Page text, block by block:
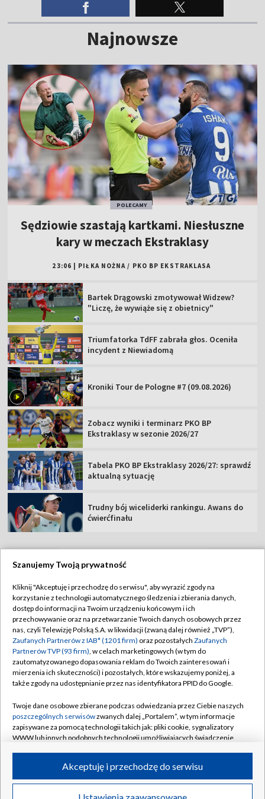
Najnowsze
POLECAMY
Sędziowie szastają kartkami. Niesłuszne
kary w meczach Ekstraklasy
23:06 PIŁKA NOŻNA / PKO BP EKSTRAKLASA
Bartek Drągowski zmotywował Widzew?
"Liczę, że wywiąże się z obietnicy"
Triumfatorka TdFF zabrała głos. Oceniła
incydent z Niewiadomą
Kroniki Tour de Pologne #7 (09.08.2026)
Zobacz wyniki i terminarz PKO BP
Ekstraklasy w sezonie 2026/27
Tabela PKO BP Ekstraklasy 2026/27: sprawdź
aktualną sytuację
Trudny bój wiceliderki rankingu. Awans do
ćwierćfinału
Abonament TVP
Sklep TVP
Biuro Reklamy
Oferta Handlowa
Telegazeta ogłoszenia
Rada Programowa
Ogłoszenia przetargowe
Akademia Telewizyjna
Informacje o nadawcy
Regulamin TVP
Polityka prywatności
Moje zgody
Biuro reklamy
Kontakt
Kanały
©2026 Telewizja Polska Spółka Akcyjna w likwidacji
Szanujemy Twoją prywatność
Kliknij "Akceptuję i przechodzę do serwisu", aby wyrazić zgody na
korzystanie z technologii automatycznego śledzenia i zbierania danych,
dostęp do informacji na Twoim urządzeniu końcowym i ich
przechowywanie oraz na przetwarzanie Twoich danych osobowych przez
nas, czyli Telewizję Polską S.A. w likwidacji (zwaną dalej również „TVP”),
Zaufanych Partnerów z IAB* (1201 firm) oraz pozostałych Zaufanych
Partnerów TVP (93 firm), w celach marketingowych (w tym do
zautomatyzowanego dopasowania reklam do Twoich zainteresowań i
mierzenia ich skuteczności) i pozostałych, które wskazujemy poniżej, a
także zgody na udostępnianie przez nas identyfikatora PPID do Google.
Twoje dane osobowe zbierane podczas odwiedzania przez Ciebie naszych
poszczególnych serwisówzwanych dalej „Portalem”, w tym informacje
zapisywane za pomocą technologii takich jak: pliki cookie, sygnalizatory
WWW lub innych podobnych technologii umożliwiających świadczenie
ruchu w Internecie.
Twoje dane osobowe zbierane podczas odwiedzania przez Ciebie
Akceptuję i przechodzę do serwisu